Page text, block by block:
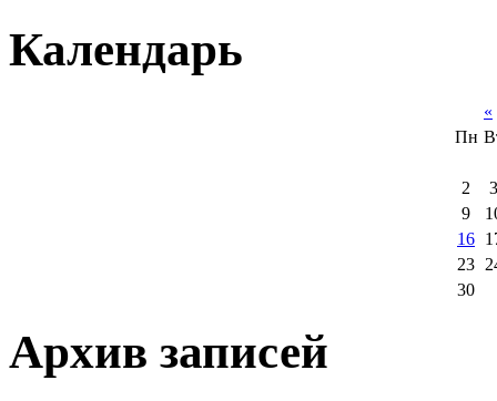
Календарь
«
Пн
2
3
9
16
23
30
Архив записей